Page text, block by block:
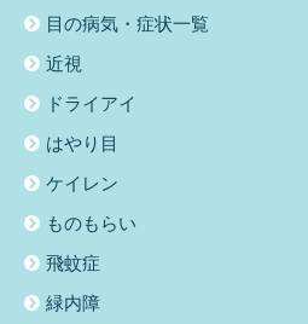
目の病気・症状一覧
近視
ドライアイ
はやり目
ケイレン
ものもらい
飛蚊症
緑内障